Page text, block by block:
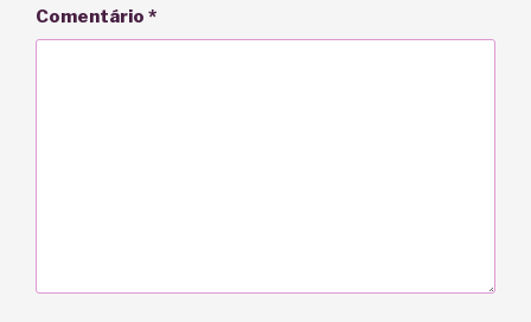
Comentário *